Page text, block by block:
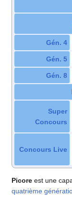
Gén. 4
Gén. 5
Gén. 8
Super
Concours
Concours Live
Picore est une
quatrième